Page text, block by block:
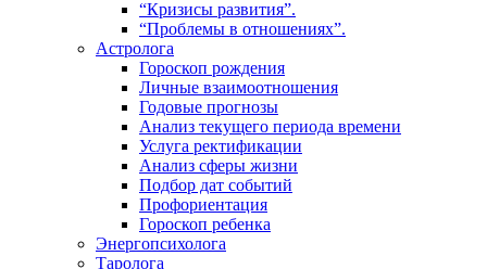
“Кризисы развития”.
“Проблемы в отношениях”.
Астролога
Гороскоп рождения
Личные взаимоотношения
Годовые прогнозы
Анализ текущего периода времени
Услуга ректификации
Анализ сферы жизни
Подбор дат событий
Профориентация
Гороскоп ребенка
Энергопсихолога
Таролога